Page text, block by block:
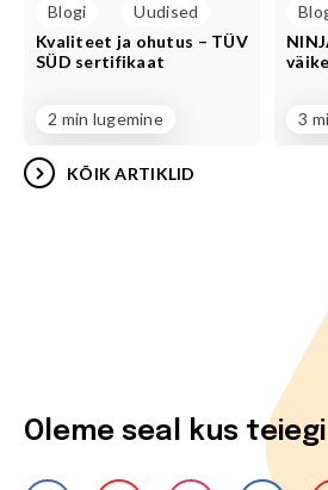
Blogi
Uudised
Kvaliteet ja ohutus – TÜV
SÜD sertifikaat
2 min lugemine 3
KÕIK ARTIKLID
Oleme seal kus teiegi